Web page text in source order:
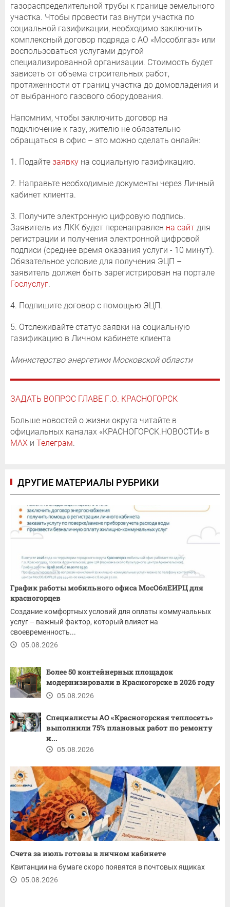
газораспределительной трубы к границе земельного
участка. Чтобы провести газ внутри участка по
социальной газификации, необходимо заключить
комплексный договор подряда с АО «Мособлгаз» или
воспользоваться услугами другой
специализированной организации. Стоимость будет
зависеть от объема строительных работ,
протяженности от границ участка до домовладения и
от выбранного газового оборудования.
Напомним, чтобы заключить договор на
подключение к газу, жителю не обязательно
обращаться в офис – это можно сделать онлайн:
1. Подайте заявку на социальную газификацию.
2. Направьте необходимые документы через Личный
кабинет клиента.
3. Получите электронную цифровую подпись.
Заявитель из ЛКК будет перенаправлен на сайт для
регистрации и получения электронной цифровой
подписи (среднее время оказания услуги - 10 минут).
Обязательное условие для получения ЭЦП –
заявитель должен быть зарегистрирован на портале
Гослуслуг.
4. Подпишите договор с помощью ЭЦП.
5. Отслеживайте статус заявки на социальную
газификацию в Личном кабинете клиента
Министерство энергетики Московской области
ЗАДАТЬ ВОПРОС ГЛАВЕ Г.О. КРАСНОГОРСК
Больше новостей о жизни округа читайте в
официальных каналах «КРАСНОГОРСК.НОВОСТИ» в
MAX и Телеграм.
ДРУГИЕ МАТЕРИАЛЫ РУБРИКИ
График работы мобильного офиса МосОблЕИРЦ для
красногорцев
Создание комфортных условий для оплаты коммунальных
услуг – важный фактор, который влияет на
своевременность...
05.08.2026
Более 50 контейнерных площадок
модернизировали в Красногорске в 2026 году
05.08.2026
Специалисты АО «Красногорская теплосеть»
выполнили 75% плановых работ по ремонту
и...
05.08.2026
Счета за июль готовы в личном кабинете
Квитанции на бумаге скоро появятся в почтовых ящиках
05.08.2026